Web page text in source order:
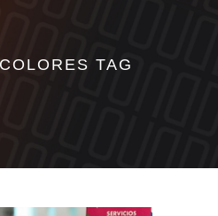
TAG